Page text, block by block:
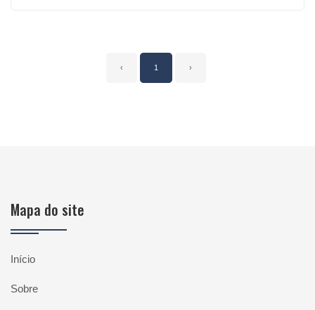
‹ 1 ›
Mapa do site
Início
Sobre